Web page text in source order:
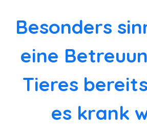
Besonders
eine
Tieres
es krank